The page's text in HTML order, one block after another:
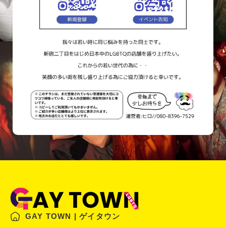
GAY TOWN | ゲイタウン